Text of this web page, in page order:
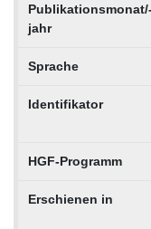
jahr
Sprache
Identifikator
HGF-Programm
Erschienen in